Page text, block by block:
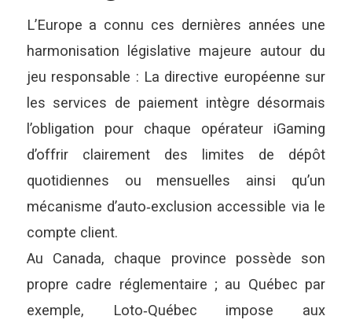
L’Europe a connu ces dernières années une
harmonisation législative majeure autour du
jeu responsable : La directive européenne sur
les services de paiement intègre désormais
l’obligation pour chaque opérateur iGaming
d’offrir clairement des limites de dépôt
quotidiennes ou mensuelles ainsi qu’un
mécanisme d’auto‑exclusion accessible via le
compte client.
Au Canada, chaque province possède son
propre cadre réglementaire ; au Québec par
exemple, Loto‑Québec impose aux